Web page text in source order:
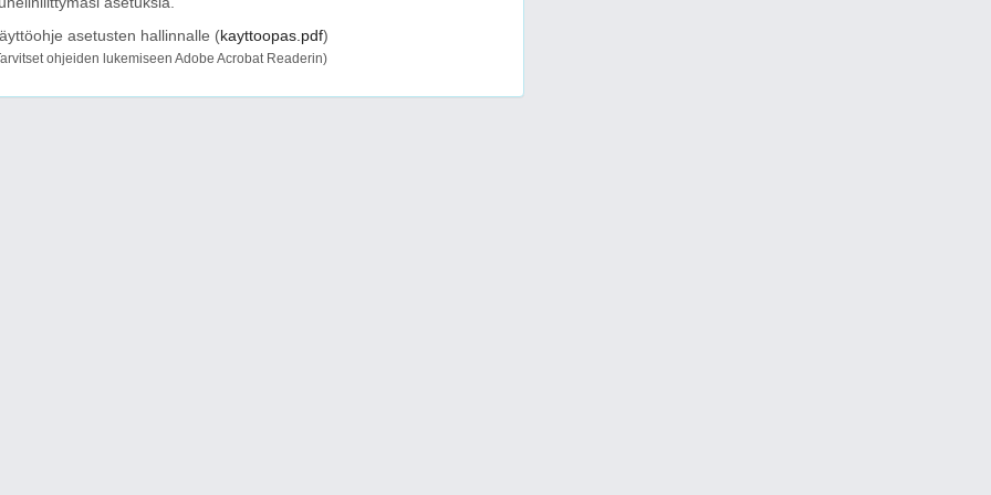
asetusten hallinnalle (kayttoopas.pdf)
ohjeiden lukemiseen Adobe Acrobat Readerin)